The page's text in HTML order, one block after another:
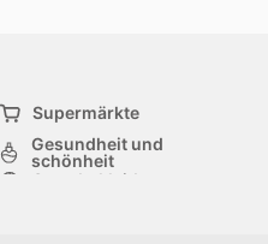
Supermärkte
Gesundheit und
schönheit
Sportbekleidung